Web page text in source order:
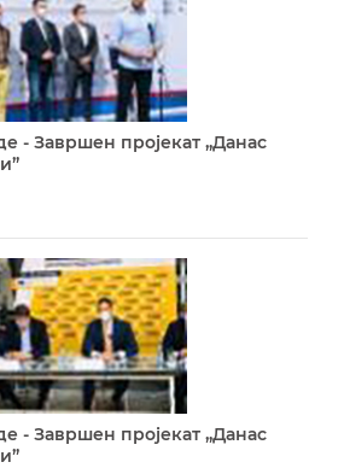
- Завршен пројекат „Данас
- Завршен пројекат „Данас